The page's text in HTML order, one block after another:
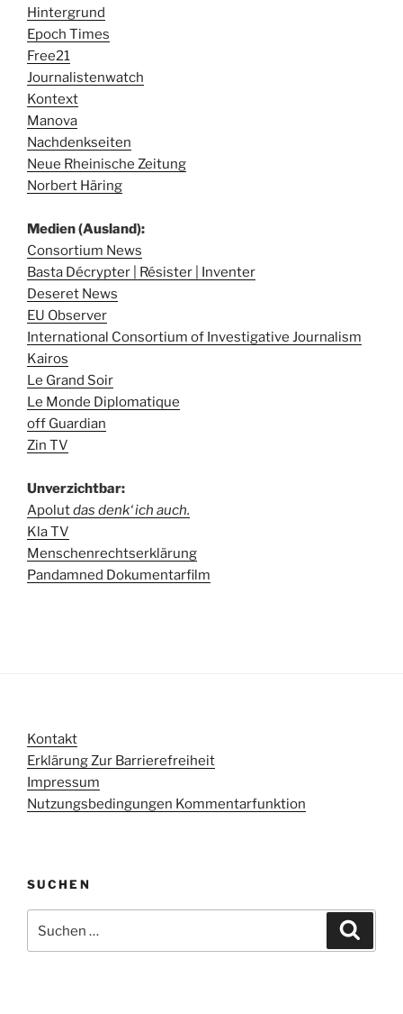
Hintergrund
Epoch Times
Free21
Journalistenwatch
Kontext
Manova
Nachdenkseiten
Neue Rheinische Zeitung
Norbert Häring
Medien (Ausland):
Consortium News
Basta Décrypter | Résister | Inventer
Deseret News
EU Observer
International Consortium of Investigative Journalism
Kairos
Le Grand Soir
Le Monde Diplomatique
off Guardian
Zin TV
Unverzichtbar:
Apolutdas denk‘ ich auch.
Kla TV
Menschenrechtserklärung
Pandamned Dokumentarfilm
Kontakt
Erklärung Zur Barrierefreiheit
Impressum
Nutzungsbedingungen Kommentarfunktion
SUCHEN
nach: